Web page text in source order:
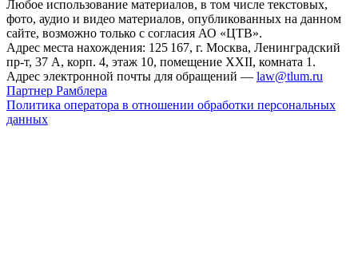
Любое использование материалов, в том числе текстовых,
фото, аудио и видео материалов, опубликованных на данном
сайте, возможно только с согласия АО «ЦТВ».
Адрес места нахождения: 125 167, г. Москва, Ленинградский
пр-т, 37 А, корп. 4, этаж 10, помещение XXII, комната 1.
Адрес электронной почты для обращений — law@tlum.ru
Партнер Рамблера
Политика оператора в отношении обработки персональных
данных